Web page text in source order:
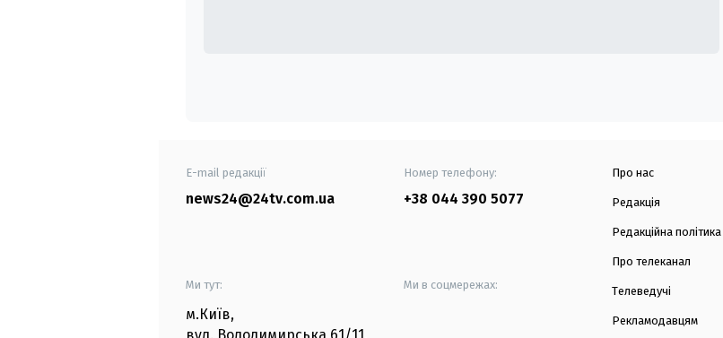
E-mail редакції
news24@24tv.com.ua
Номер телефону:
+38 044 390 5077
Ми тут:
м.Київ,
Ми в соцмережах:
Про нас
Редакція
Редакційна політика
Про телеканал
Телеведучі
Рекламодавцям